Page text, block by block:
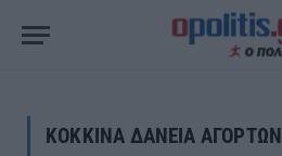
ΚΟΚΚΙΝΑ ΔΑΝΕΙΑ ΑΓΟΡΤΩΝ